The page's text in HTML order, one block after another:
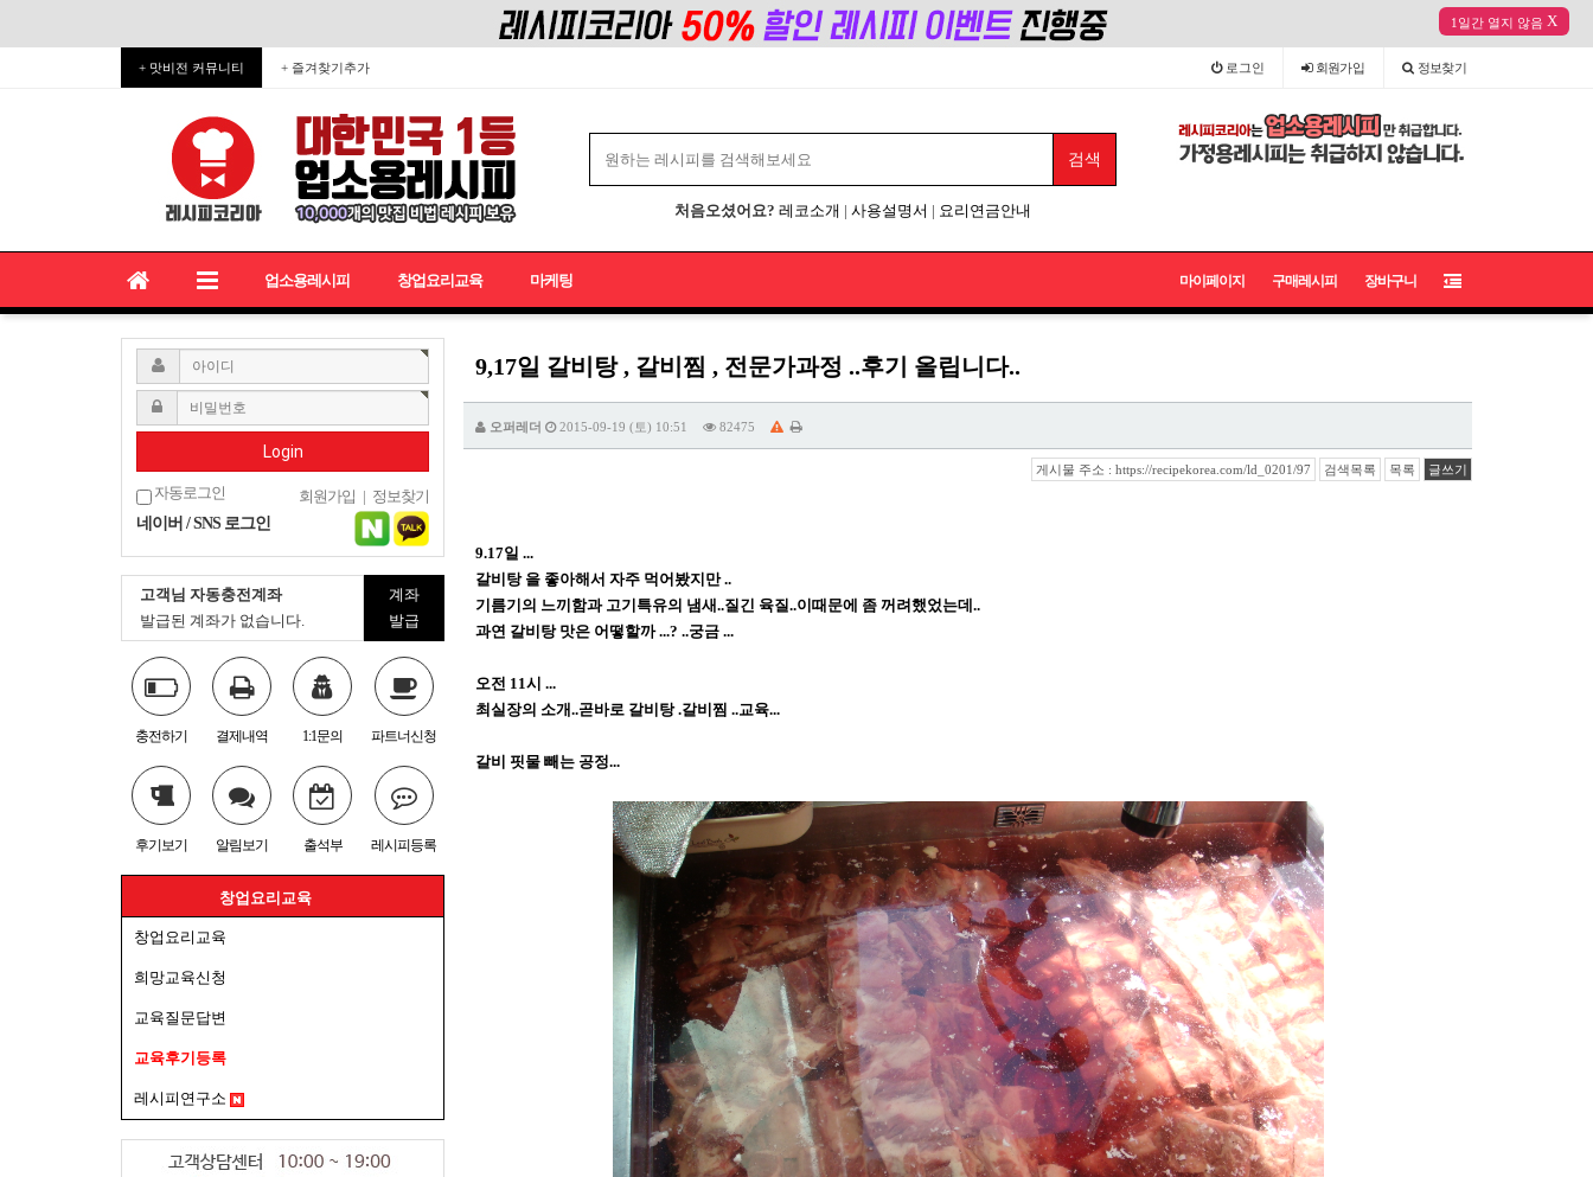
1일간 열지 않음 X
+ 맛비전 커뮤니티 + 즐겨찾기추가 로그인 회원가입 정보찾기
처음오셨어요? 레코소개 | 사용설명서 | 요리연금안내
마이페이지 구매레시피 장바구니
업소용레시피 창업요리교육 마케팅
Login
자동로그인 회원가입 | 정보찾기
네이버 / SNS 로그인
고객님 자동충전계좌
발급된 계좌가 없습니다.
계좌
발급
충전하기 결제내역 1:1문의 파트너신청
후기보기 알림보기 출석부 레시피등록
창업요리교육
창업요리교육
희망교육신청
교육질문답변
교육후기등록
레시피연구소
9,17일 갈비탕 , 갈비찜 , 전문가과정 ..후기 올립니다..
오퍼레더 2015-09-19 (토) 10:51 82475
게시물 주소 : https://recipekorea.com/ld_0201/97 검색목록 목록 글쓰기
9.17일 ...
갈비탕 을 좋아해서 자주 먹어봤지만 ..
기름기의 느끼함과 고기특유의 냄새..질긴 육질..이때문에 좀 꺼려했었는데..
과연 갈비탕 맛은 어떻할까 ...? ..궁금 ...
오전 11시 ...
최실장의 소개..곧바로 갈비탕 .갈비찜 ..교육...
갈비 핏물 빼는 공정...